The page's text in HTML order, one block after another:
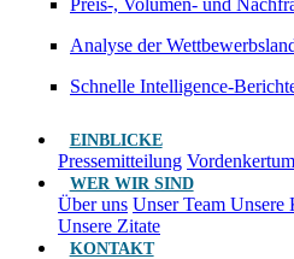
Preis-, Volumen- und
Analyse der
Schnelle Intelligence-
EINBLICKE
Pressemitteilung Vordenkertum
WER WIR SIND
Über uns Unser Team Unsere
Unsere Zitate
KONTAKT